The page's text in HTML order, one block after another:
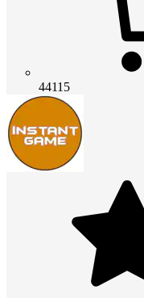
44115